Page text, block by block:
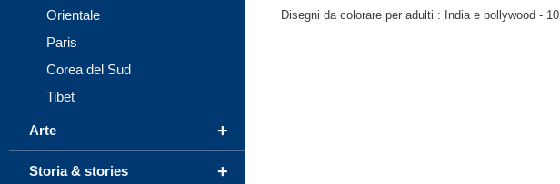
Disegni da colorare per adulti : India e bollywood - 10
Orientale
Paris
Corea del Sud
Tibet
+
Arte
+
Storia & stories